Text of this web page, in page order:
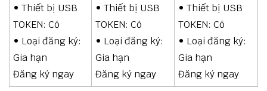
• Thiết bị USB
TOKEN: Có
• Loại đăng ký:
Gia hạn
Đăng ký ngay
• Thiết bị USB
TOKEN: Có
• Loại đăng ký:
Gia hạn
Đăng ký ngay
• Thiết bị USB
TOKEN: Có
• Loại đăng ký:
Gia hạn
Đăng ký ngay